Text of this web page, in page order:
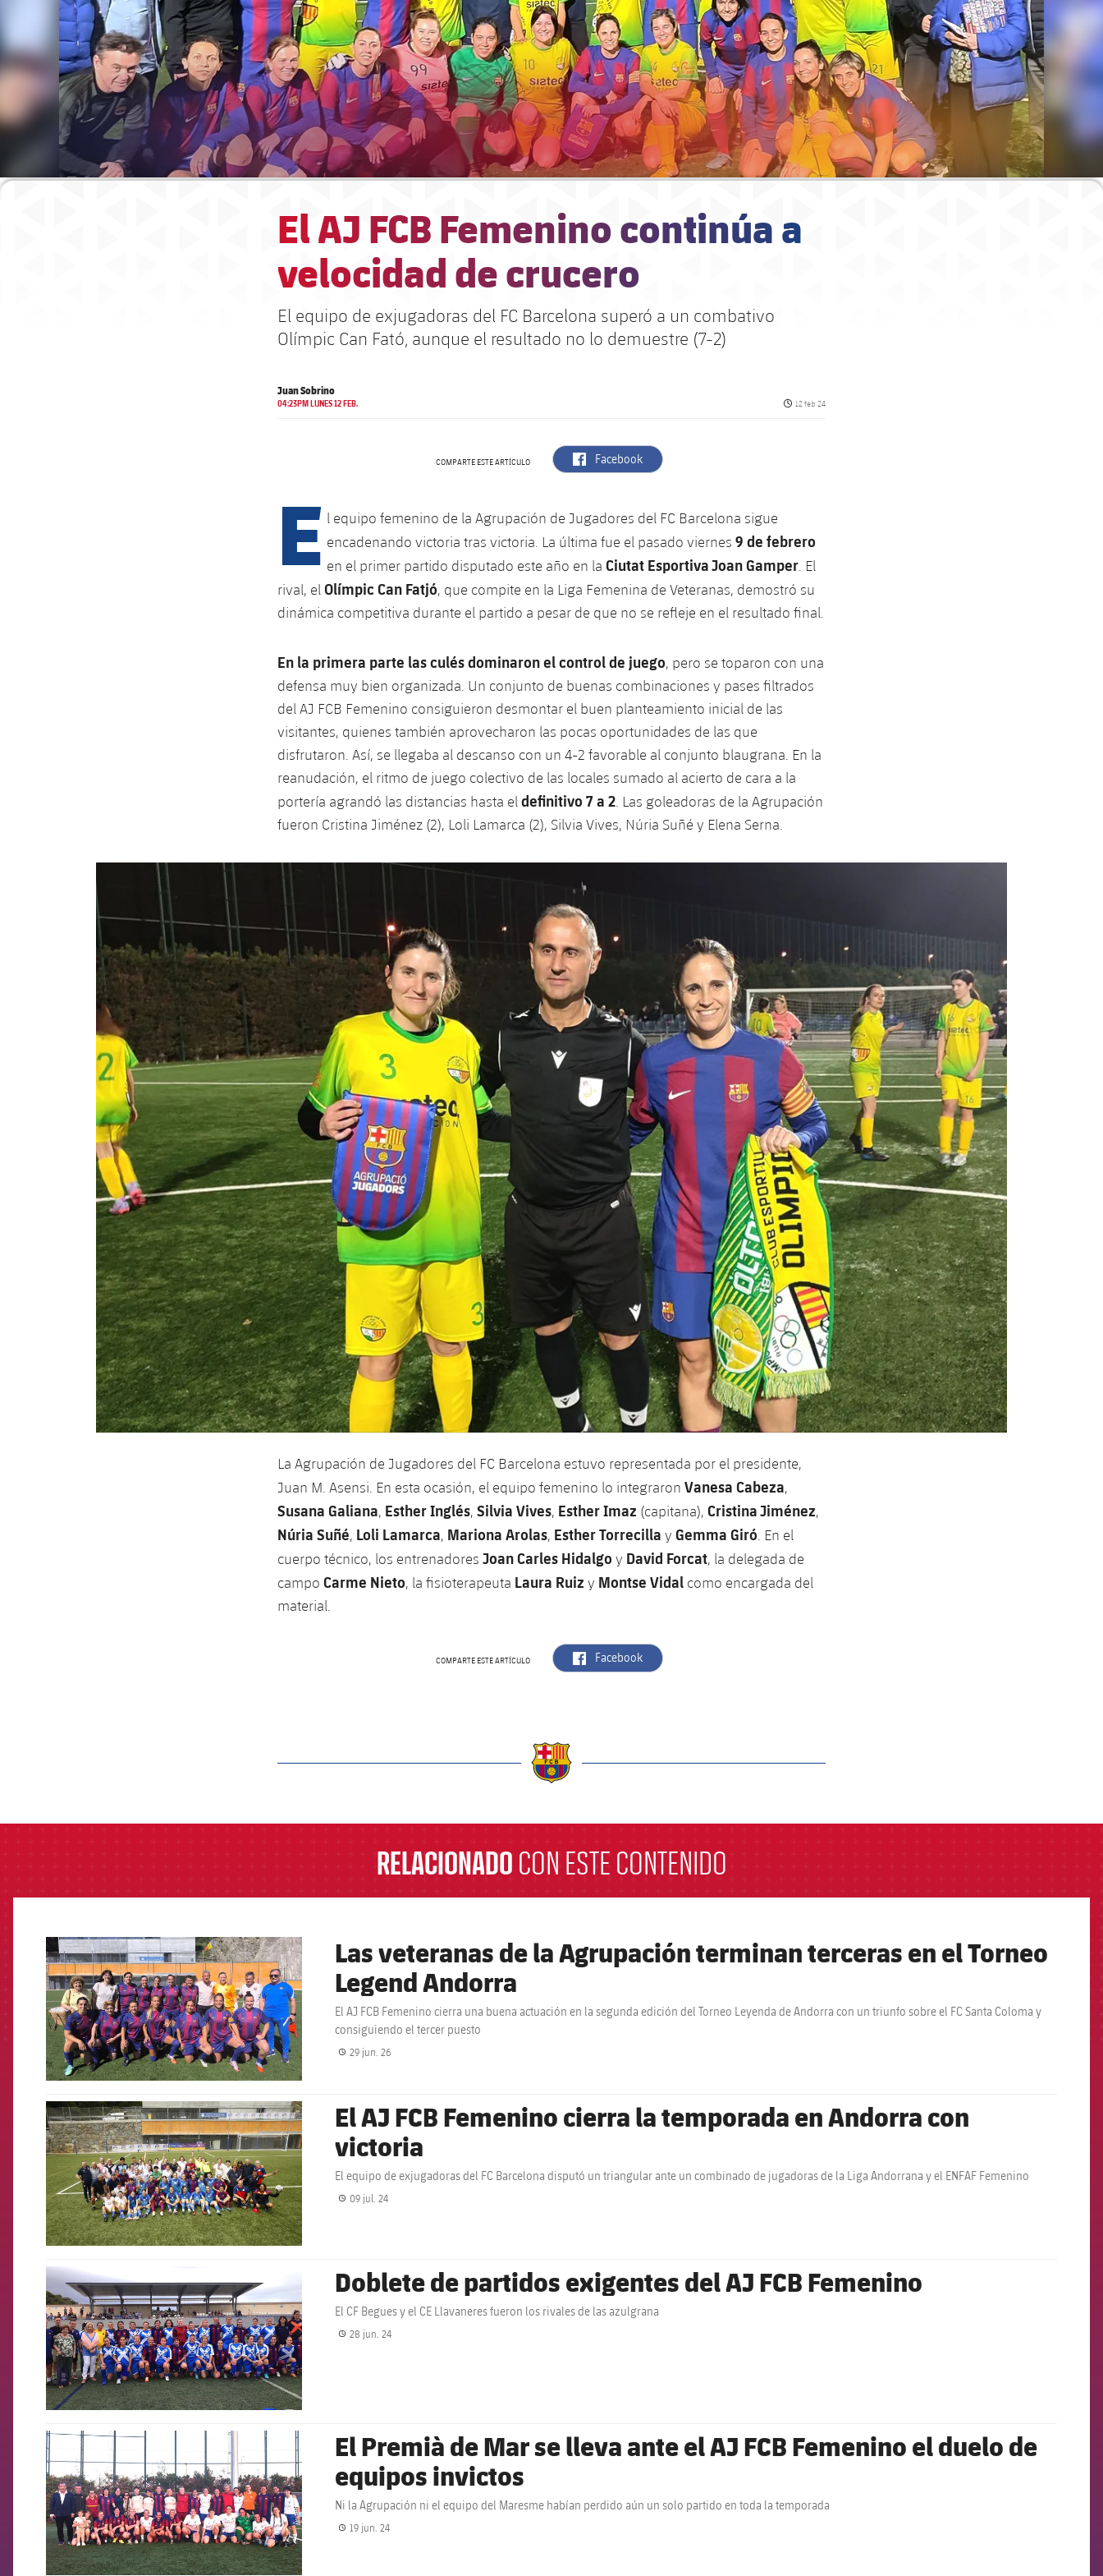
El AJ FCB Femenino continúa a
velocidad de crucero
El equipo de exjugadoras del FC Barcelona superó a un combativo
Olímpic Can Fató, aunque el resultado no lo demuestre (7-2)
Juan Sobrino
04:23PM LUNES 12 FEB. Fecha de publicación
12 feb 24
COMPARTE ESTE ARTÍCULO label.aria.facebook
Facebook
E l equipo femenino de la Agrupación de Jugadores del FC Barcelona sigue
encadenando victoria tras victoria. La última fue el pasado viernes 9 de febrero
en el primer partido disputado este año en la Ciutat Esportiva Joan Gamper. El
rival, el Olímpic Can Fatjó, que compite en la Liga Femenina de Veteranas, demostró su
dinámica competitiva durante el partido a pesar de que no se refleje en el resultado final.
En la primera parte las culés dominaron el control de juego, pero se toparon con una
defensa muy bien organizada. Un conjunto de buenas combinaciones y pases filtrados
del AJ FCB Femenino consiguieron desmontar el buen planteamiento inicial de las
visitantes, quienes también aprovecharon las pocas oportunidades de las que
disfrutaron. Así, se llegaba al descanso con un 4-2 favorable al conjunto blaugrana. En la
reanudación, el ritmo de juego colectivo de las locales sumado al acierto de cara a la
portería agrandó las distancias hasta eldefinitivo 7 a 2. Las goleadoras de la Agrupación
fueron Cristina Jiménez (2), Loli Lamarca (2), Silvia Vives, Núria Suñé y Elena Serna.
La Agrupación de Jugadores del FC Barcelona estuvo representada por el presidente,
Juan M. Asensi. En esta ocasión, el equipo femenino lo integraron Vanesa Cabeza,
Susana Galiana, Esther Inglés, Silvia Vives, Esther Imaz (capitana), Cristina Jiménez,
Núria Suñé, Loli Lamarca, Mariona Arolas, Esther Torrecilla y Gemma Giró . En el
cuerpo técnico, los entrenadores Joan Carles Hidalgo y David Forcat, la delegada de
campo Carme Nieto, la fisioterapeuta Laura Ruiz y Montse Vidal como encargada del
material.
COMPARTE ESTE ARTÍCULO label.aria.facebook
Facebook
RELACIONADO CON ESTE CONTENIDO
FCB Barcelona badge
Las veteranas de la Agrupación terminan terceras en el Torneo
Legend Andorra
El AJ FCB Femenino cierra una buena actuación en la segunda edición del Torneo Leyenda de Andorra con un triunfo sobre el FC Santa Coloma y
consiguiendo el tercer puesto
label.share.clock
29 jun. 26
FCB Barcelona badge
El AJ FCB Femenino cierra la temporada en Andorra con
victoria
El equipo de exjugadoras del FC Barcelona disputó un triangular ante un combinado de jugadoras de la Liga Andorrana y el ENFAF Femenino
label.share.clock
09 jul. 24
FCB Barcelona badge Doblete de partidos exigentes del AJ FCB Femenino
El CF Begues y el CE Llavaneres fueron los rivales de las azulgrana
label.share.clock
28 jun. 24
FCB Barcelona badge
El Premià de Mar se lleva ante el AJ FCB Femenino el duelo de
equipos invictos
Ni la Agrupación ni el equipo del Maresme habían perdido aún un solo partido en toda la temporada
label.share.clock
19 jun. 24